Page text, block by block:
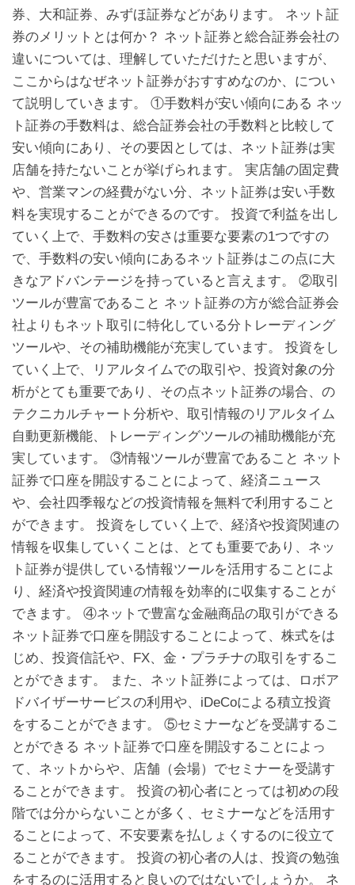
券、大和証券、みずほ証券などがあります。 ネット証
券のメリットとは何か？ ネット証券と総合証券会社の
違いについては、理解していただけたと思いますが、
ここからはなぜネット証券がおすすめなのか、につい
て説明していきます。 ①手数料が安い傾向にある ネッ
ト証券の手数料は、総合証券会社の手数料と比較して
安い傾向にあり、その要因としては、ネット証券は実
店舗を持たないことが挙げられます。 実店舗の固定費
や、営業マンの経費がない分、ネット証券は安い手数
料を実現することができるのです。 投資で利益を出し
ていく上で、手数料の安さは重要な要素の1つですの
で、手数料の安い傾向にあるネット証券はこの点に大
きなアドバンテージを持っていると言えます。 ②取引
ツールが豊富であること ネット証券の方が総合証券会
社よりもネット取引に特化している分トレーディング
ツールや、その補助機能が充実しています。 投資をし
ていく上で、リアルタイムでの取引や、投資対象の分
析がとても重要であり、その点ネット証券の場合、の
テクニカルチャート分析や、取引情報のリアルタイム
自動更新機能、トレーディングツールの補助機能が充
実しています。 ③情報ツールが豊富であること ネット
証券で口座を開設することによって、経済ニュース
や、会社四季報などの投資情報を無料で利用すること
ができます。 投資をしていく上で、経済や投資関連の
情報を収集していくことは、とても重要であり、ネッ
ト証券が提供している情報ツールを活用することによ
り、経済や投資関連の情報を効率的に収集することが
できます。 ④ネットで豊富な金融商品の取引ができる
ネット証券で口座を開設することによって、株式をは
じめ、投資信託や、FX、金・プラチナの取引をするこ
とができます。 また、ネット証券によっては、ロボア
ドバイザーサービスの利用や、iDeCoによる積立投資
をすることができます。 ⑤セミナーなどを受講するこ
とができる ネット証券で口座を開設することによっ
て、ネットからや、店舗（会場）でセミナーを受講す
ることができます。 投資の初心者にとっては初めの段
階では分からないことが多く、セミナーなどを活用す
ることによって、不安要素を払しょくするのに役立て
ることができます。 投資の初心者の人は、投資の勉強
をするのに活用すると良いのではないでしょうか。 ネ